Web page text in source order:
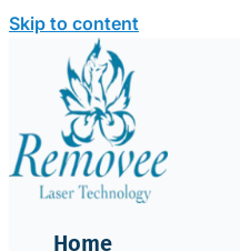
Skip to content
Home